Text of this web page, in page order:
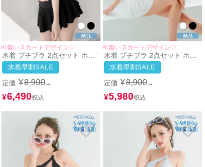
可愛いスカートデザイン♡
水着 プチプラ 2点セット ホル
ターネック 体型カバー ハイウ
エスト フリル 脚カバー シンプ
ル リボン スカートタイプ 黒
ブラック ビキニ (M~Lサイズ対
応) | myMinette/マイミネット
水着早割SALE
定価 ¥8,900→
¥6,490
可愛いスカートデザイン♡
水着 プチプラ 2点セット ホル
ターネック 体型カバー ハイウ
エスト フリル 脚カバー シンプ
ル リボン スカートタイプ 白
ホワイト ビキニ (ちぴたん着
用/M~Lサイズ対応) |
myMinette/マイミネット
水着早割SALE
定価 ¥8,900→
¥5,980